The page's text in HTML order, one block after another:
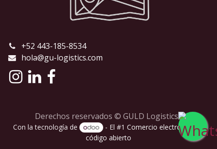
+52 443-185-8534
hola@gu-logistics.com
Derechos reservados © GULD Logistics
Con la tecnología de - El #1 Comercio electrónico de
código abierto